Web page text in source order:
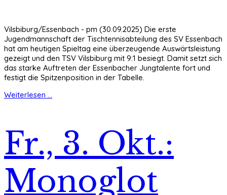
Vilsbiburg/Essenbach - pm (30.09.2025) Die erste
Jugendmannschaft der Tischtennisabteilung des SV Essenbach
hat am heutigen Spieltag eine überzeugende Auswärtsleistung
gezeigt und den TSV Vilsbiburg mit 9:1 besiegt. Damit setzt sich
das starke Auftreten der Essenbacher Jungtalente fort und
festigt die Spitzenposition in der Tabelle.
Weiterlesen ...
Fr., 3. Okt.:
Monoglot